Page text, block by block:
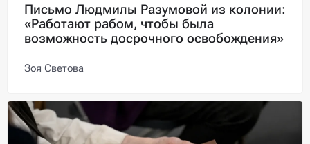
Письмо Людмилы Разумовой из колонии:
«Работают рабом, чтобы была
возможность досрочного освобождения»
Зоя Светова